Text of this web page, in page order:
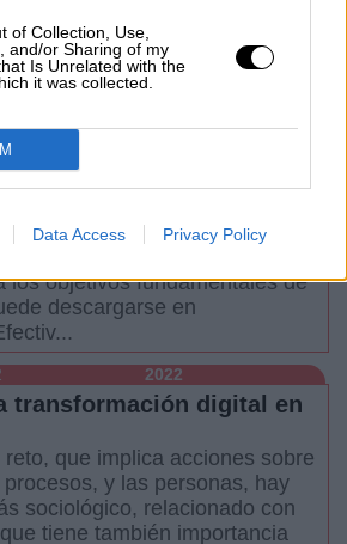
of Collection, Use,
and/or Sharing of my
Is Unrelated with the
it was collected.
Data Access Privacy Policy
absolutas e inamovibles y
modificaciones por nuevas
muchos utilizan en su
en la
documento, "las personas
los objetivos fundamentales de
descargarse en
2022
transformación digital en
que implica acciones sobre
procesos, y las personas, hay
sociológico, relacionado con
tiene también importancia